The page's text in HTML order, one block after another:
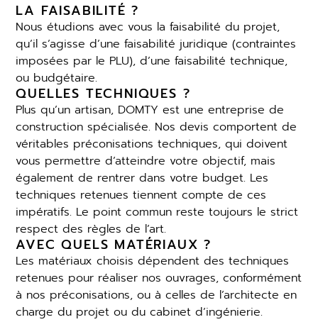
LA FAISABILITÉ ?
Nous étudions avec vous la faisabilité du projet,
qu’il s’agisse d’une faisabilité juridique (contraintes
imposées par le PLU), d’une faisabilité technique,
ou budgétaire.
QUELLES TECHNIQUES ?
Plus qu’un artisan, DOMTY est une entreprise de
construction spécialisée. Nos devis comportent de
véritables préconisations techniques, qui doivent
vous permettre d’atteindre votre objectif, mais
également de rentrer dans votre budget. Les
techniques retenues tiennent compte de ces
impératifs. Le point commun reste toujours le strict
respect des règles de l’art.
AVEC QUELS MATÉRIAUX ?
Les matériaux choisis dépendent des techniques
retenues pour réaliser nos ouvrages, conformément
à nos préconisations, ou à celles de l’architecte en
charge du projet ou du cabinet d’ingénierie.